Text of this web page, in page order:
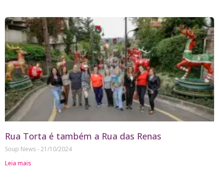
Rua Torta é também a Rua das Renas
Soup News 21/10/2024
Leia mais